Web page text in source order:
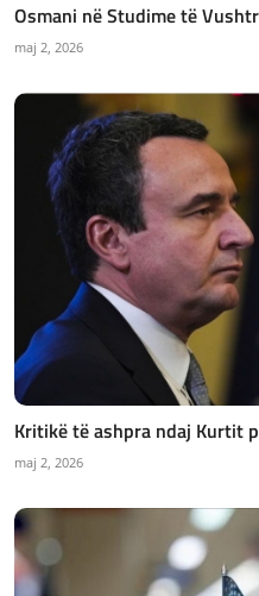
Osmani në Studime të
maj 2, 2026
Kritikë të ashpra ndaj Kurtit
maj 2, 2026